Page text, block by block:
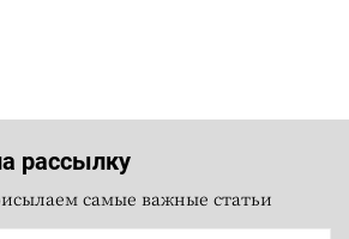
рассылку
самые важные статьи